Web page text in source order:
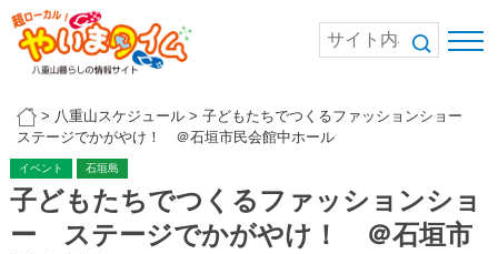
> 八重山スケジュール> 子どもたちでつくるファッションショー
ステージでかがやけ！ ＠石垣市民会館中ホール
イベント 石垣島
子どもたちでつくるファッションショ
ー ステージでかがやけ！ ＠石垣市